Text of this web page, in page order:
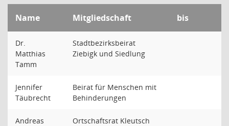
Name Mitgliedschaft bis
Dr.
Matthias
Tamm
Stadtbezirksbeirat
Ziebigk und Siedlung
Jennifer
Täubrecht
Beirat für Menschen mit
Behinderungen
Andreas
Ortschaftsrat Kleutsch